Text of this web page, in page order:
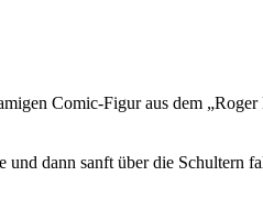
Comic-Figur aus dem
und dann sanft über die Schultern